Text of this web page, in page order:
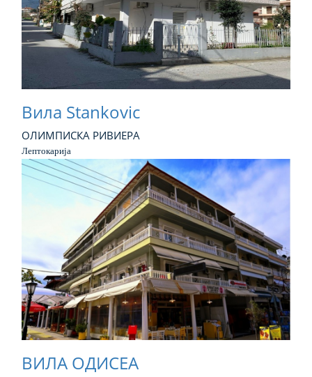
Вила Stankovic
ОЛИМПИСКА РИВИЕРА
Лептокарија
ВИЛА ОДИСЕА